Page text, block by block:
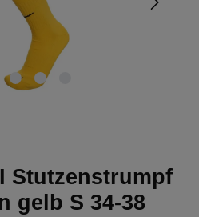
Stutzenstrumpf
gelb S 34-38